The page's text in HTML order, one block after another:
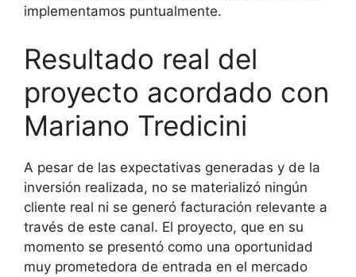
implementamos puntualmente.
Resultado real del
proyecto acordado con
Mariano Tredicini
A pesar de las expectativas generadas y de la
inversión realizada, no se materializó ningún
cliente real ni se generó facturación relevante a
través de este canal. El proyecto, que en su
momento se presentó como una oportunidad
muy prometedora de entrada en el mercado